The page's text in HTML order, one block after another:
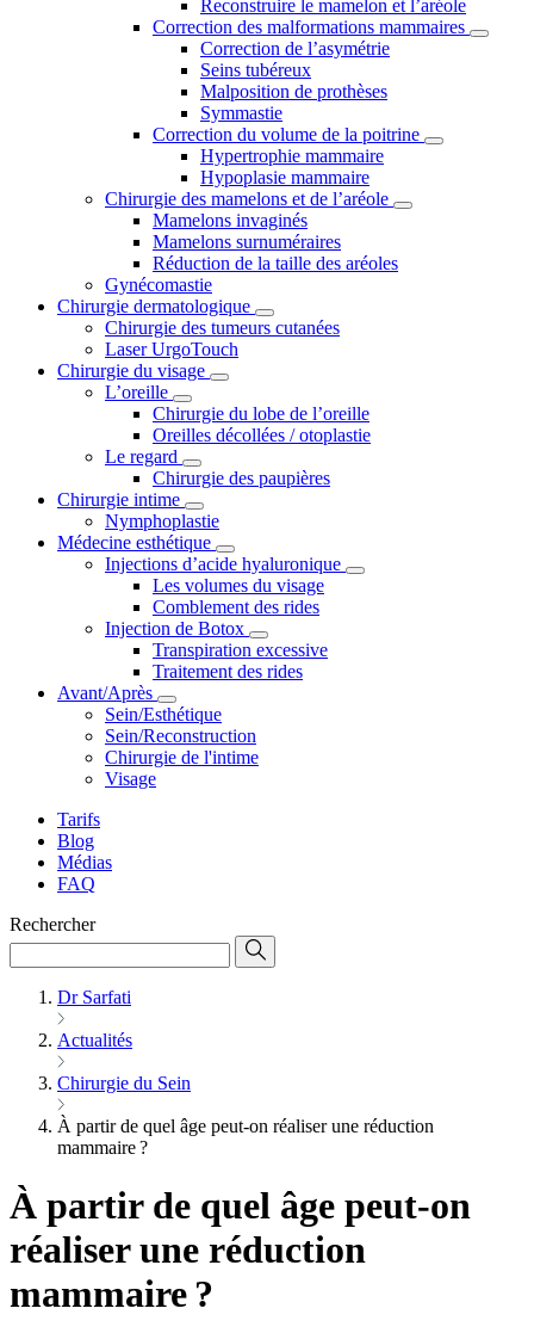
Reconstruire le mamelon et l’aréole
Correction des malformations mammaires
Correction de l’asymétrie
Seins tubéreux
Malposition de prothèses
Symmastie
Correction du volume de la poitrine
Hypertrophie mammaire
Hypoplasie mammaire
Chirurgie des mamelons et de l’aréole
Mamelons invaginés
Mamelons surnuméraires
Réduction de la taille des aréoles
Gynécomastie
Chirurgie dermatologique
Chirurgie des tumeurs cutanées
Laser UrgoTouch
Chirurgie du visage
L’oreille
Chirurgie du lobe de l’oreille
Oreilles décollées / otoplastie
Le regard
Chirurgie des paupières
Chirurgie intime
Nymphoplastie
Médecine esthétique
Injections d’acide hyaluronique
Les volumes du visage
Comblement des rides
Injection de Botox
Transpiration excessive
Traitement des rides
Avant/Après
Sein/Esthétique
Sein/Reconstruction
Chirurgie de l'intime
Visage
Tarifs
Blog
Médias
FAQ
Rechercher
Dr Sarfati
Actualités
Chirurgie du Sein
À partir de quel âge peut-on réaliser une réduction
mammaire ?
À partir de quel âge peut-on
réaliser une réduction
mammaire ?